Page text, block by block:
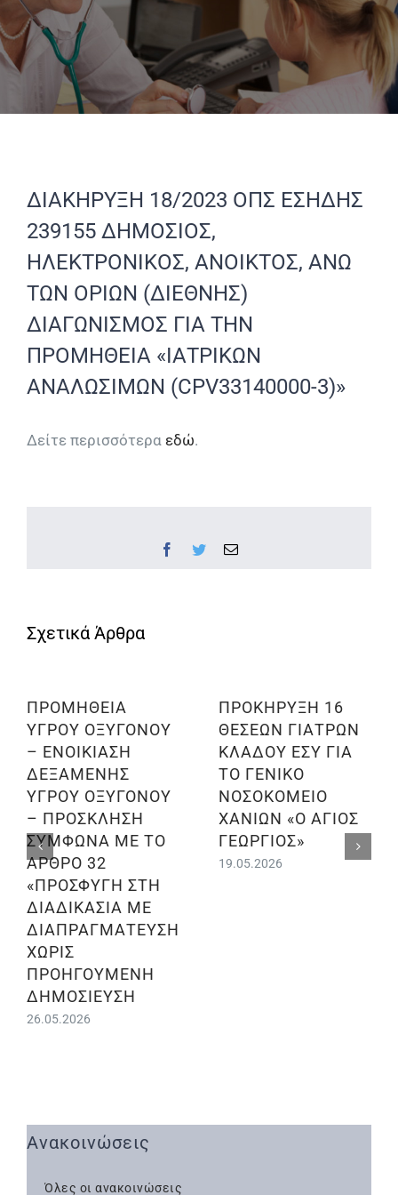
ΔΙΑΚΗΡΥΞΗ 18/2023 ΟΠΣ ΕΣΗΔΗΣ
239155 ΔΗΜΟΣΙΟΣ,
ΗΛΕΚΤΡΟΝΙΚΟΣ, ΑΝΟΙΚΤΟΣ, ΑΝΩ
ΤΩΝ ΟΡΙΩΝ (ΔΙΕΘΝΗΣ)
ΔΙΑΓΩΝΙΣΜΟΣ ΓΙΑ ΤΗΝ
ΠΡΟΜΗΘΕΙΑ «ΙΑΤΡΙΚΩΝ
ΑΝΑΛΩΣΙΜΩΝ (CPV33140000-3)»
Δείτε περισσότερα εδώ.
Facebook
TwitterEmail
ΠΡΟΜΗΘΕΙΑ
ΥΓΡΟΥ ΟΞΥΓΟΝΟΥ
– ΕΝΟΙΚΙΑΣΗ
ΔΕΞΑΜΕΝΗΣ
ΥΓΡΟΥ ΟΞΥΓΟΝΟΥ
– ΠΡΟΣΚΛΗΣΗ
ΣΥΜΦΩΝΑ ΜΕ ΤΟ
ΑΡΘΡΟ 32
«ΠΡΟΣΦΥΓΗ ΣΤΗ
ΔΙΑΔΙΚΑΣΙΑ ΜΕ
ΔΙΑΠΡΑΓΜΑΤΕΥΣΗ
ΧΩΡΙΣ
ΠΡΟΗΓΟΥΜΕΝΗ
ΔΗΜΟΣΙΕΥΣΗ
26.05.2026
ΠΡΟΚΗΡΥΞΗ 16
ΘΕΣΕΩΝ ΓΙΑΤΡΩΝ
ΚΛΑΔΟΥ ΕΣΥ ΓΙΑ
ΤΟ ΓΕΝΙΚΟ
ΝΟΣΟΚΟΜΕΙΟ
ΧΑΝΙΩΝ «Ο ΑΓΙΟΣ
ΓΕΩΡΓΙΟΣ»
19.05.2026
Ανακοινώσεις
Όλες οι ανακοινώσεις